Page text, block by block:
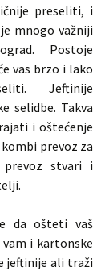
preseliti, i
mnogo važniji
Postoje
vas brzo i lako
Jeftinije
selidbe. Takva
i oštećenje
prevoz za
stvari i
da ošteti vaš
i kartonske
jeftinije ali traži